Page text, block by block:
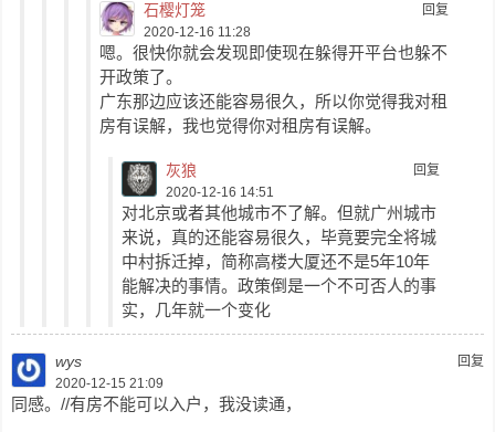
回复
石樱灯笼
2020-12-16 11:28
嗯。很快你就会发现即使现在躲得开平台也躲不
开政策了。
广东那边应该还能容易很久，所以你觉得我对租
房有误解，我也觉得你对租房有误解。
回复
灰狼
2020-12-16 14:51
对北京或者其他城市不了解。但就广州城市
来说，真的还能容易很久，毕竟要完全将城
中村拆迁掉，简称高楼大厦还不是5年10年
能解决的事情。政策倒是一个不可否人的事
实，几年就一个变化
回复
wys
2020-12-15 21:09
同感。//有房不能可以入户，我没读通，